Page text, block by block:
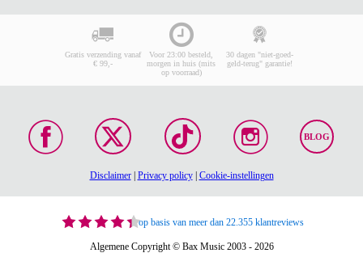
Gratis verzending vanaf
€ 99,-
Voor 23:00 besteld,
morgen in huis (mits
op voorraad)
30 dagen "niet-goed-
geld-terug" garantie!
BLOG
Disclaimer| Privacy policy| Cookie-instellingen
op basis van meer dan 22.355 klantreviews
Algemene Copyright © Bax Music 2003 - 2026